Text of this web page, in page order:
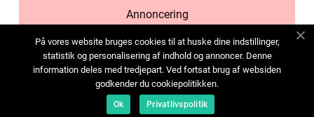
Annoncering
Cookies
Kontakt os
Sitemap
På vores website bruges cookies til at huske dine indstillinger,
statistik og personalisering af indhold og annoncer. Denne
information deles med tredjepart. Ved fortsat brug af websiden
godkender du cookiepolitikken.
Ok Privatlivspolitik